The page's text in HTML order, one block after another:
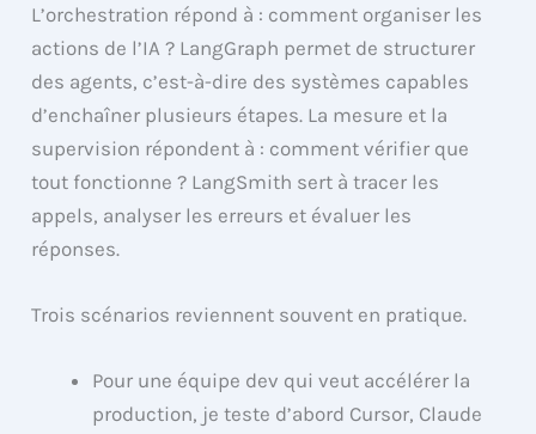
L’orchestration répond à : comment organiser les
actions de l’IA ? LangGraph permet de structurer
des agents, c’est-à-dire des systèmes capables
d’enchaîner plusieurs étapes. La mesure et la
supervision répondent à : comment vérifier que
tout fonctionne ? LangSmith sert à tracer les
appels, analyser les erreurs et évaluer les
réponses.
Trois scénarios reviennent souvent en pratique.
Pour une équipe dev qui veut accélérer la
production, je teste d’abord Cursor, Claude